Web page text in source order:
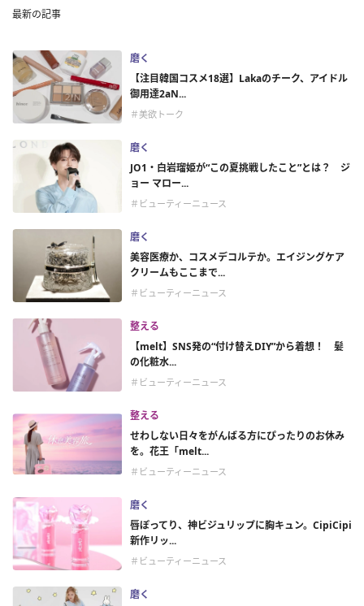
最新の記事
磨く
【注目韓国コスメ18選】Lakaのチーク、アイドル
御用達2aN...
＃美欲トーク
磨く
JO1・白岩瑠姫が“この夏挑戦したこと”とは？ ジ
ョー マロー...
＃ビューティーニュース
磨く
美容医療か、コスメデコルテか。エイジングケア
クリームもここまで...
＃ビューティーニュース
整える
【melt】SNS発の“付け替えDIY”から着想！ 髪
の化粧水...
＃ビューティーニュース
整える
せわしない日々をがんばる方にぴったりのお休み
を。花王「melt...
＃ビューティーニュース
磨く
唇ぽってり、神ビジュリップに胸キュン。CipiCipi
新作リッ...
＃ビューティーニュース
磨く